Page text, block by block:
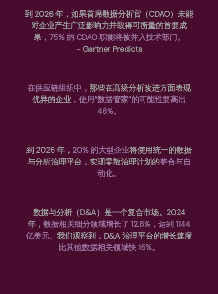
到 2026 年，如果首席数据分析官（CDAO）未能
对企业产生广泛影响力并取得可衡量的首要成
果， 75% 的 CDAO 职能将被并入技术部门。
- Gartner Predicts
在供应链组织中， 那些在高级分析改进方面表现
优异的企业， 使用“数据管家”的可能性要高出
48%。
到 2026 年， 20% 的大型企业将使用统一的数据
与分析治理平台，实现零散治理计划的整合与自
动化。
数据与分析（D&A）是一个复合市场。2024
年， 数据相关细分领域增长了 12.8%，达到 1144
亿美元。 我们观察到，D&A 治理平台的增长速度
比其他数据相关领域快 15%。